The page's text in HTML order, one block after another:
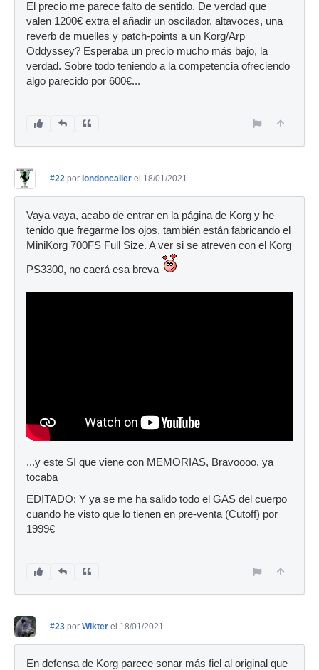
El precio me parece falto de sentido. De verdad que
valen 1200€ extra el añadir un oscilador, altavoces, una
reverb de muelles y patch-points a un Korg/Arp
Oddyssey? Esperaba un precio mucho más bajo, la
verdad. Sobre todo teniendo a la competencia ofreciendo
algo parecido por 600€...
#22 por londoncaller el 18/01/2021
Vaya vaya, acabo de entrar en la página de Korg y he
tenido que fregarme los ojos, también están fabricando el
MiniKorg 700FS Full Size. A ver si se atreven con el Korg
PS3300, no caerá esa breva
...y este SI que viene con MEMORIAS, Bravoooo, ya
tocaba
EDITADO: Y ya se me ha salido todo el GAS del cuerpo
cuando he visto que lo tienen en pre-venta (Cutoff) por
1999€
#23 por Wikter el 18/01/2021
En defensa de Korg parece sonar más fiel al original que